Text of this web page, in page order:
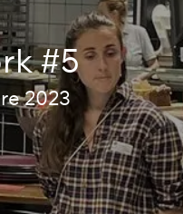
#5
2023